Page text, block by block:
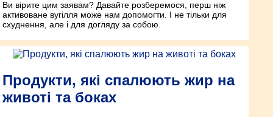
Ви вірите цим заявам? Давайте розберемося, перш ніж
активоване вугілля може нам допомогти. І не тільки для
схуднення, але і для догляду за собою.
Продукти, які спалюють жир на
животі та боках